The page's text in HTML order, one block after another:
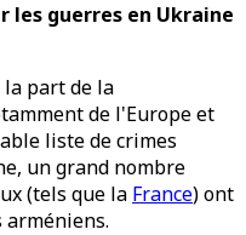
les guerres en Ukraine
part de la
de l'Europe et
liste de crimes
un grand nombre
(tels que la France) ont